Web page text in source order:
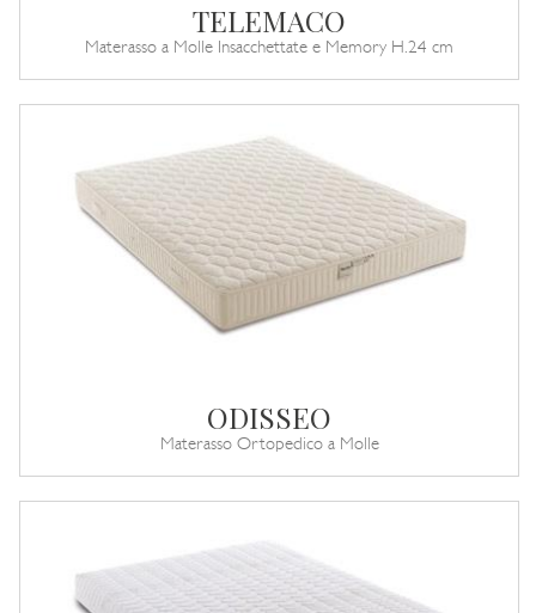
TELEMACO
Materasso a Molle Insacchettate e Memory H.24 cm
ODISSEO
Materasso Ortopedico a Molle